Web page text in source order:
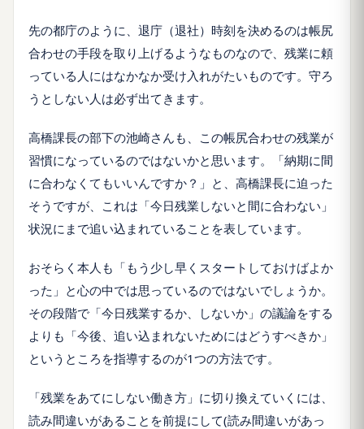
先の都庁のように、退庁（退社）時刻を決めるのは帳尻
合わせの手段を取り上げるようなものなので、残業に頼
っている人にはなかなか受け入れがたいものです。守ろ
うとしない人は必ず出てきます。
高橋課長の部下の池崎さんも、この帳尻合わせの残業が
習慣になっているのではないかと思います。「納期に間
に合わなくてもいいんですか？」と、高橋課長に迫った
そうですが、これは「今日残業しないと間に合わない」
状況にまで追い込まれていることを表しています。
おそらく本人も「もう少し早くスタートしておけばよか
った」と心の中では思っているのではないでしょうか。
その段階で「今日残業するか、しないか」の議論をする
よりも「今後、追い込まれないためにはどうすべきか」
というところを指導するのが1つの方法です。
「残業をあてにしない働き方」に切り換えていくには、
読み間違いがあることを前提にして(読み間違いがあっ